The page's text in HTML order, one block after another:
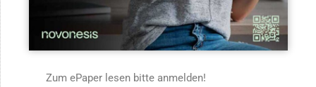
Zum ePaper lesen bitte anmelden!